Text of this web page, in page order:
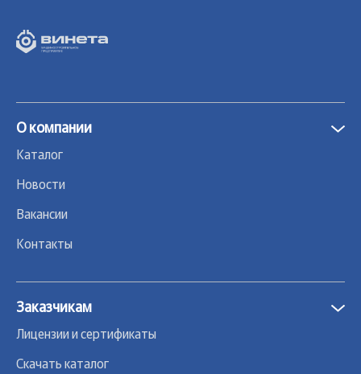
О компании
Каталог
Новости
Вакансии
Контакты
Заказчикам
Лицензии и сертификаты
Скачать каталог